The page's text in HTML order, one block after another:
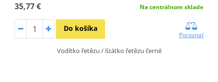
35,77 € Na centrálnom sklade
Do košíka
Porovnať
Vodítko řetězu / lízátko řetězu černé